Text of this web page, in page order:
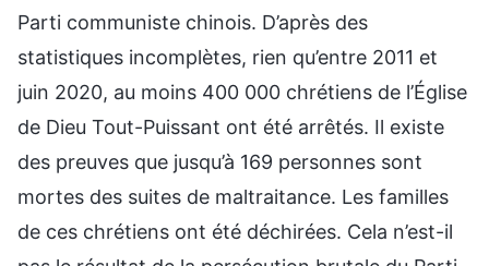
Parti communiste chinois. D’après des
statistiques incomplètes, rien qu’entre 2011 et
juin 2020, au moins 400 000 chrétiens de l’Église
de Dieu Tout-Puissant ont été arrêtés. Il existe
des preuves que jusqu’à 169 personnes sont
mortes des suites de maltraitance. Les familles
de ces chrétiens ont été déchirées. Cela n’est-il